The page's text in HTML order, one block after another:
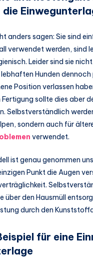
anders sagen: Sie sind
verwendet werden, sind
Leider sind sie
lebhaften Hunden dennoch
Position verlassen
sollte dies aber
Selbstverständlich
sondern auch für
verwendet.
ist genau genommen
Punkt die Augen
über den Hausmüll
durch den
für eine